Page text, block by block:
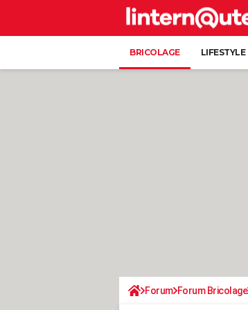
BRICOLAGE LIFESTYLE
Forum Forum Bricolage